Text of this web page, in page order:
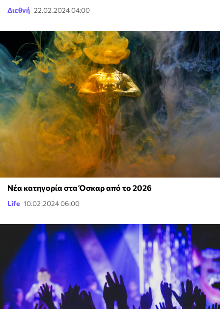
Διεθνή 22.02.2024 04:00
Νέα κατηγορία στα Όσκαρ από το 2026
Life 10.02.2024 06:00